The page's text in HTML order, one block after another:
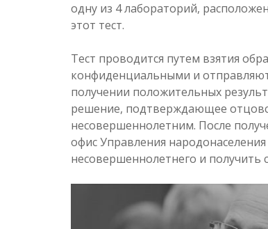
одну из 4 лабораторий,
этот тест.
Тест проводится путем взятия
конфиденциальными и
получении положительных
решение, подтверждающее
несовершеннолетним. После
офис Управления
несовершеннолетнего и получить